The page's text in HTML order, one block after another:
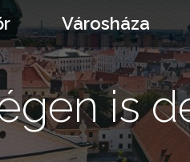
Városháza
is